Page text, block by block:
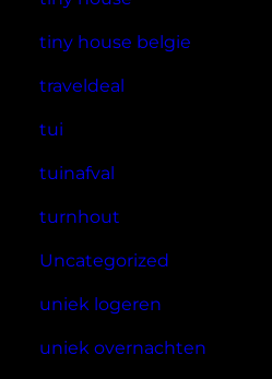
tiny house belgie
traveldeal
tui
tuinafval
turnhout
Uncategorized
uniek logeren
uniek overnachten